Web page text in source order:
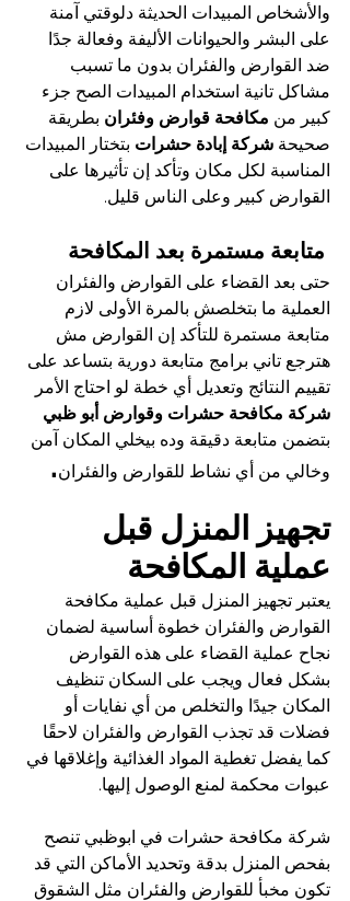
والأشخاص المبيدات الحديثة دلوقتي آمنة
على البشر والحيوانات الأليفة وفعالة جدًا
ضد القوارض والفئران بدون ما تسبب
مشاكل تانية استخدام المبيدات الصح جزء
كبير من مكافحة قوارض وفئران بطريقة
صحيحة شركة إبادة حشرات بتختار المبيدات
المناسبة لكل مكان وتأكد إن تأثيرها على
القوارض كبير وعلى الناس قليل.
حتى بعد القضاء على القوارض والفئران
العملية ما بتخلصش بالمرة الأولى لازم
متابعة مستمرة للتأكد إن القوارض مش
هترجع تاني برامج متابعة دورية بتساعد على
تقييم النتائج وتعديل أي خطة لو احتاج الأمر
شركة مكافحة حشرات وقوارض أبو ظبي
بتضمن متابعة دقيقة وده بيخلي المكان آمن
وخالي من أي نشاط للقوارض والفئران.
تجهيز المنزل قبل
عملية المكافحة
يعتبر تجهيز المنزل قبل عملية مكافحة
القوارض والفئران خطوة أساسية لضمان
نجاح عملية القضاء على هذه القوارض
بشكل فعال ويجب على السكان تنظيف
المكان جيدًا والتخلص من أي نفايات أو
فضلات قد تجذب القوارض والفئران لاحقًا
كما يفضل تغطية المواد الغذائية وإغلاقها في
عبوات محكمة لمنع الوصول إليها.
شركة مكافحة حشرات في ابوظبي تنصح
بفحص المنزل بدقة وتحديد الأماكن التي قد
تكون مخبأ للقوارض والفئران مثل الشقوق